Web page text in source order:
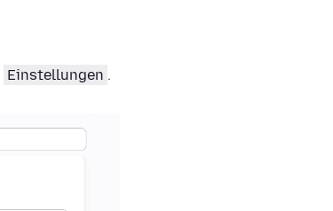
Einstellungen .